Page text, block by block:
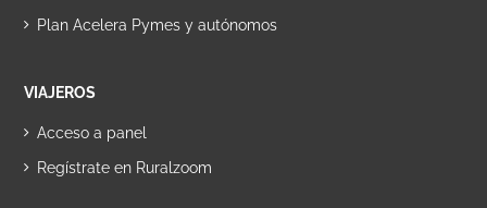
Plan Acelera Pymes y autónomos
VIAJEROS
Acceso a panel
Regístrate en Ruralzoom